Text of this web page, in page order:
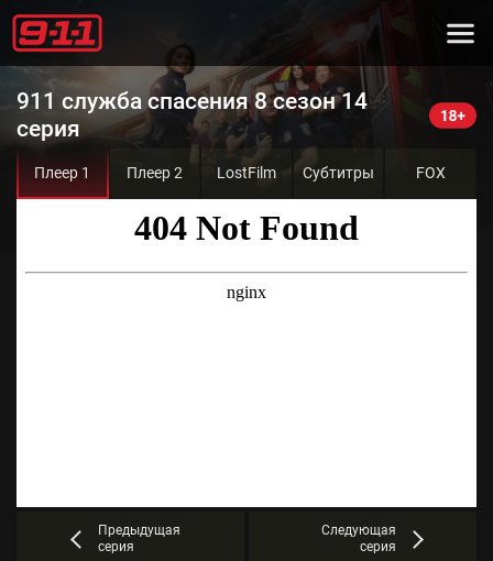
911 служба спасения 8 сезон 14
серия
Плеер 1 Плеер 2 LostFilm Субтитры FOX
Предыдущая
серия
Следующая
серия